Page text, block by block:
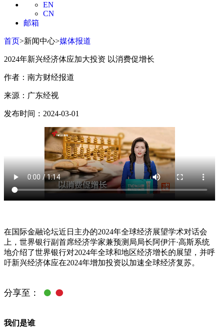
EN
CN
邮箱
首页>新闻中心>媒体报道
2024年新兴经济体应加大投资 以消费促增长
作者：南方财经报道
来源：广东经视
发布时间：2024-03-01
在国际金融论坛近日主办的2024年全球经济展望学术对话会
上，世界银行副首席经济学家兼预测局局长阿伊汗·高斯系统
地介绍了世界银行对2024年全球和地区经济增长的展望，并呼
吁新兴经济体应在2024年增加投资以加速全球经济复苏。
分享至：
我们是谁